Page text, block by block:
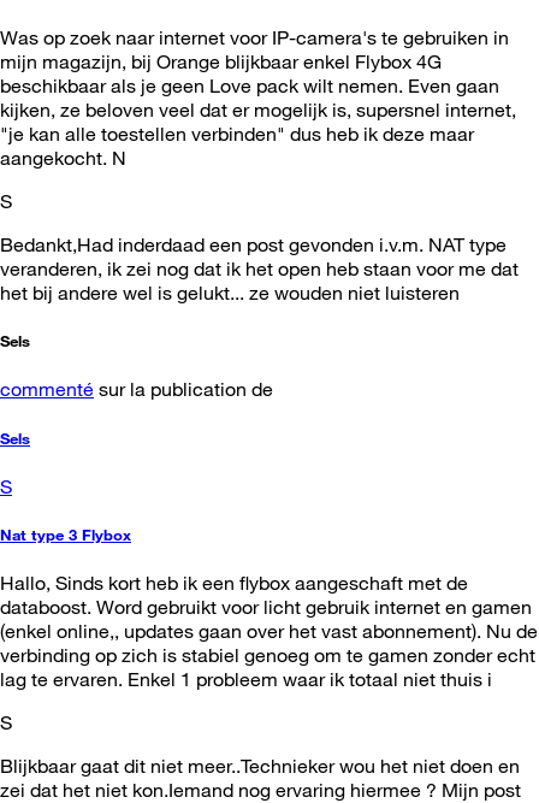
Was op zoek naar internet voor IP-camera's te gebruiken in
mijn magazijn, bij Orange blijkbaar enkel Flybox 4G
beschikbaar als je geen Love pack wilt nemen. Even gaan
kijken, ze beloven veel dat er mogelijk is, supersnel internet,
"je kan alle toestellen verbinden" dus heb ik deze maar
aangekocht. N
S
Bedankt,Had inderdaad een post gevonden i.v.m. NAT type
veranderen, ik zei nog dat ik het open heb staan voor me dat
het bij andere wel is gelukt... ze wouden niet luisteren
Sels
commenté sur la publication de
Sels
S
Nat type 3 Flybox
Hallo, Sinds kort heb ik een flybox aangeschaft met de
databoost. Word gebruikt voor licht gebruik internet en gamen
(enkel online,, updates gaan over het vast abonnement). Nu de
verbinding op zich is stabiel genoeg om te gamen zonder echt
lag te ervaren. Enkel 1 probleem waar ik totaal niet thuis i
S
Blijkbaar gaat dit niet meer..Technieker wou het niet doen en
zei dat het niet kon.Iemand nog ervaring hiermee ? Mijn post